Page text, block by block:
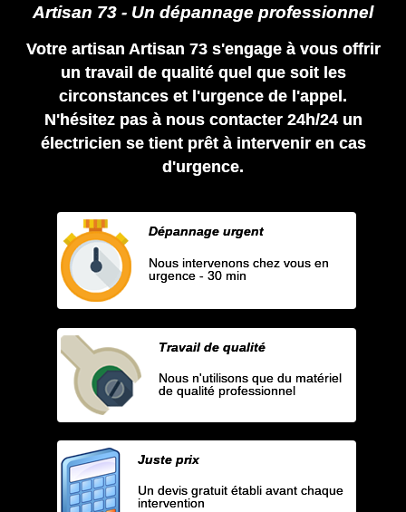
Artisan 73 - Un dépannage professionnel
Votre artisan Artisan 73 s'engage à vous offrir
un travail de qualité quel que soit les
circonstances et l'urgence de l'appel.
N'hésitez pas à nous contacter 24h/24 un
électricien se tient prêt à intervenir en cas
d'urgence.
Dépannage urgent
Nous intervenons chez vous en
urgence - 30 min
Travail de qualité
Nous n'utilisons que du matériel
de qualité professionnel
Juste prix
Un devis gratuit établi avant chaque
intervention